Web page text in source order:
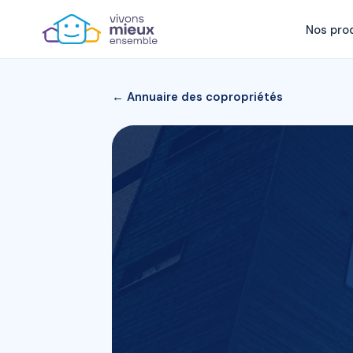
Nos
← Annuaire des copropriétés